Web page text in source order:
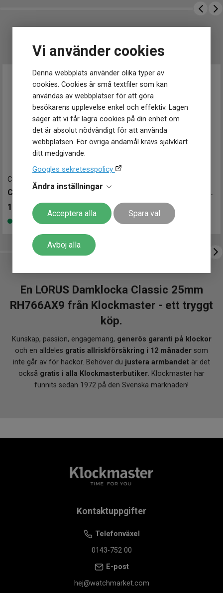
Vi använder cookies
Denna webbplats använder olika typer av
cookies. Cookies är små textfiler som kan
användas av webbplatser för att göra
besökarens upplevelse enkel och effektiv. Lagen
säger att vi får lagra cookies på din enhet om
det är absolut nödvändigt för att använda
webbplatsen. För övriga ändamål krävs självklart
ditt medgivande.
Googles sekretesspolicy
Ändra inställningar
Acceptera alla Spara val
Avböj alla
C0242073311100
CERTINA DS-2 Lady Automatic 27mm
13 200 kr
Finns i lager
Daniel Wellington Elan 22mm
2 499
En LORUS Damklocka Classic 25mm
RH766AX9 från Klockmaster - ett tryggt
köp.
Kunskap, passion, engagemang, generös garanti på klockor
och en alldeles gratis allriskförsäkring i 12 månader som
inte går av för hackor. Behöver du justera armbandet är det
också gratis i alla Klockmasterbutiker. Klockmaster har
funnits sedan 1972 på den Svenska marknaden!
Kontaktuppgifter
Telefonväxel
0143-752 00
E-post
hej@watchmarket.com